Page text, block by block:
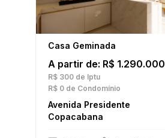
Casa Geminada
A partir de: R$ 1.290.000
R$ 300 de Iptu
R$ 0 de Condomínio
Avenida Presidente
Copacabana